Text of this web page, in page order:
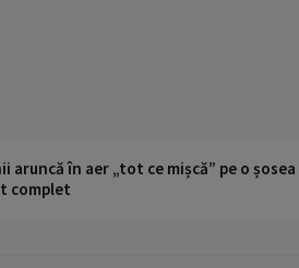
aruncă în aer „tot ce mișcă” pe o
complet